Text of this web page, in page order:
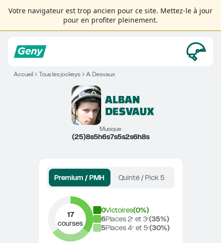
Votre navigateur est trop ancien pour ce site. Mettez-le à jour
pour en profiter pleinement.
Accueil Tous les jockeys A. Desvaux
ALBAN
DESVAUX
Musique
(25)8s5h6s7s5s2s6h8s
Premium / PMH Quinté / Pick 5
17
courses
0Victoires(0%)
6Places 2ᵉ et 3ᵉ(35%)
5Places 4ᵉ et 5ᵉ(30%)